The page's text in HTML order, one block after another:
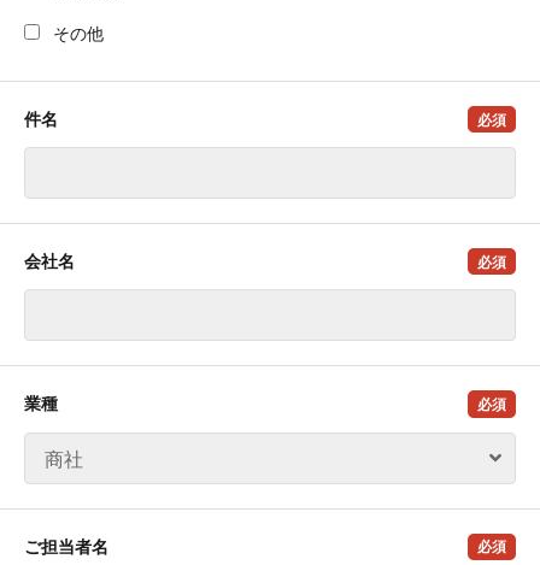
その他
件名 必須
会社名 必須
業種 必須
ご担当者名 必須